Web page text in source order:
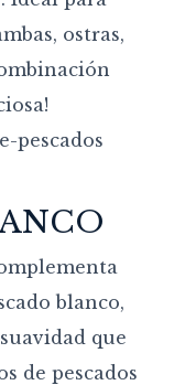
ostras,
blanco,
que
de pescados